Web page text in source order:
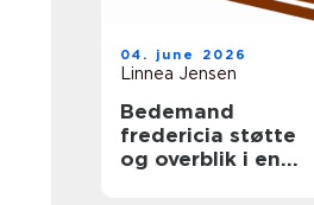
04. june 2026
Linnea Jensen
Bedemand
fredericia støtte
og overblik i en